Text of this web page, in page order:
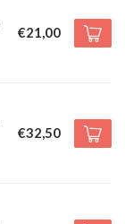
€21,00
€32,50